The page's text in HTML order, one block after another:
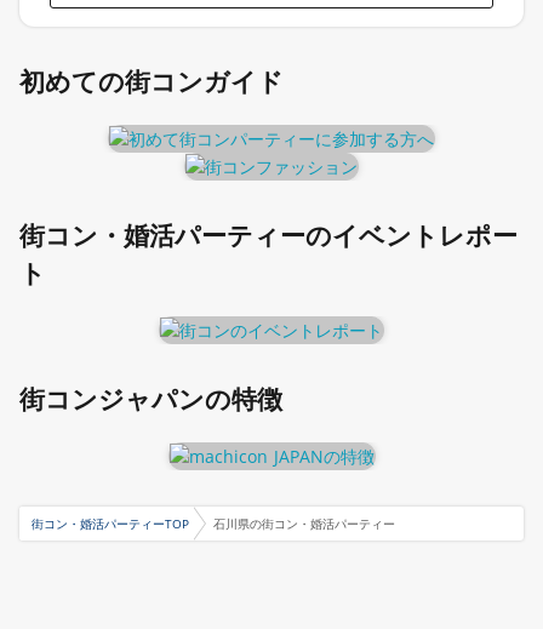
初めての街コンガイド
街コン・婚活パーティーのイベントレポー
ト
街コンジャパンの特徴
街コン・婚活パーティーTOP 石川県の街コン・婚活パーティー